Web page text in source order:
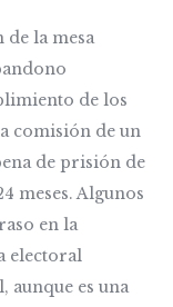
de la mesa
de los
comisión de un
de prisión de
meses. Algunos
en la
electoral
aunque es una